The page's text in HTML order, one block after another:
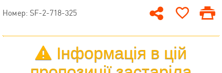
Номер: SF-2-718-325
Інформація в цій